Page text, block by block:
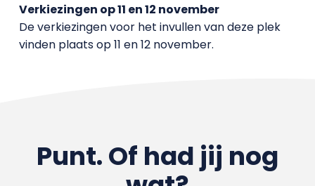
Verkiezingen op 11 en 12 november
De verkiezingen voor het invullen van deze plek
vinden plaats op 11 en 12 november.
Punt. Of had jij nog